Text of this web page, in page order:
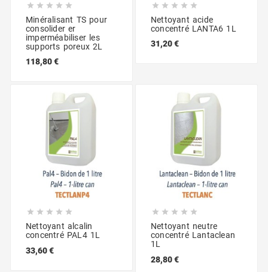
    
Minéralisant TS pour
consolider er
imperméabiliser les
supports poreux 2L
118,80 €
    
Nettoyant acide
concentré LANTA6 1L
31,20 €
    
Nettoyant alcalin
concentré PAL4 1L
33,60 €
    
Nettoyant neutre
concentré Lantaclean
1L
28,80 €